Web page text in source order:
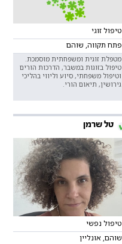
טיפול זוגי
פתח תקווה, שוהם
מטפלת זוגית ומשפחתית מוסמכת.
טיפול בזוגות במשבר, הדרכות הורים
וטיפול משפחתי, סיוע וליווי בהליכי
גירושין, תיאום הורי.
טל שרמן
טיפול נפשי
שוהם, אונליין